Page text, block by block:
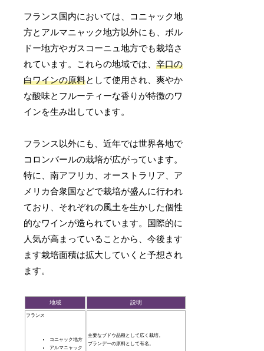
フランス国内においては、コニャック地
方とアルマニャック地方以外にも、ボル
ドー地方やガスコーニュ地方でも栽培さ
れています。これらの地域では、辛口の
白ワインの原料として使用され、爽やか
な酸味とフルーティーな香りが特徴のワ
インを生み出しています。
フランス以外にも、近年では世界各地で
コロンバールの栽培が広がっています。
特に、南アフリカ、オーストラリア、ア
メリカ合衆国などで栽培が盛んに行われ
ており、それぞれの風土を生かした個性
的なワインが造られています。国際的に
人気が高まっていることから、今後ます
ます栽培面積は拡大していくと予想され
ます。
地域 説明
フランス
コニャック地方
アルマニャック
主要なブドウ品種として広く栽培。
ブランデーの原料として有名。